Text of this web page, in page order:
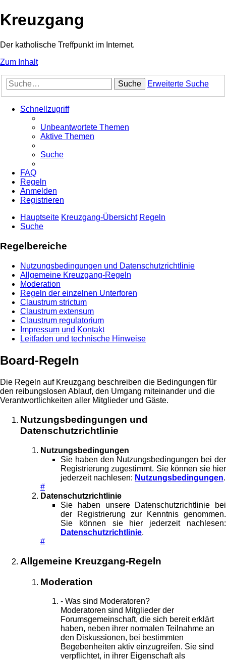
Kreuzgang
Der katholische Treffpunkt im Internet.
Zum Inhalt
Suche Erweiterte Suche
Schnellzugriff
Unbeantwortete Themen
Aktive Themen
Suche
FAQ
Regeln
Anmelden
Registrieren
Hauptseite Kreuzgang-Übersicht Regeln
Suche
Regelbereiche
Nutzungsbedingungen und Datenschutzrichtlinie
Allgemeine Kreuzgang-Regeln
Moderation
Regeln der einzelnen Unterforen
Claustrum strictum
Claustrum extensum
Claustrum regulatorium
Impressum und Kontakt
Leitfaden und technische Hinweise
Board-Regeln
Die Regeln auf Kreuzgang beschreiben die Bedingungen für
den reibungslosen Ablauf, den Umgang miteinander und die
Verantwortlichkeiten aller Mitglieder und Gäste.
Nutzungsbedingungen und
Datenschutzrichtlinie
Nutzungsbedingungen
Sie haben den Nutzungsbedingungen bei der
Registrierung zugestimmt. Sie können sie hier
jederzeit nachlesen: Nutzungsbedingungen.
#
Datenschutzrichtlinie
Sie haben unsere Datenschutzrichtlinie bei
der Registrierung zur Kenntnis genommen.
Sie können sie hier jederzeit nachlesen:
Datenschutzrichtlinie.
#
Allgemeine Kreuzgang-Regeln
Moderation
- Was sind Moderatoren?
Moderatoren sind Mitglieder der
Forumsgemeinschaft, die sich bereit erklärt
haben, neben ihrer normalen Teilnahme an
den Diskussionen, bei bestimmten
Begebenheiten aktiv einzugreifen. Sie sind
verpflichtet, in ihrer Eigenschaft als